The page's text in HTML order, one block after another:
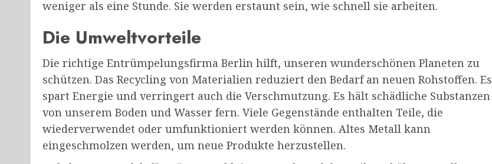
weniger als eine Stunde. Sie werden erstaunt sein, wie schnell sie arbeiten.
Die Umweltvorteile
Die richtige Entrümpelungsfirma Berlin hilft, unseren wunderschönen Planeten zu
schützen. Das Recycling von Materialien reduziert den Bedarf an neuen Rohstoffen. Es
spart Energie und verringert auch die Verschmutzung. Es hält schädliche Substanzen
von unserem Boden und Wasser fern. Viele Gegenstände enthalten Teile, die
wiederverwendet oder umfunktioniert werden können. Altes Metall kann
eingeschmolzen werden, um neue Produkte herzustellen.